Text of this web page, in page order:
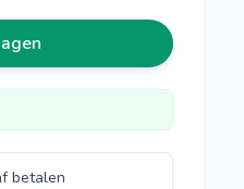
betalen